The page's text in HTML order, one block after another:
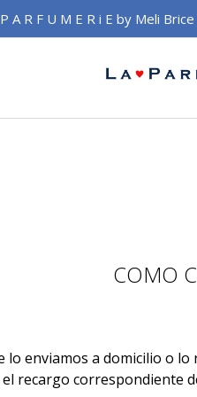
A R F U M E R i E by Meli
COMO
enviamos a domicilio o
recargo correspondiente